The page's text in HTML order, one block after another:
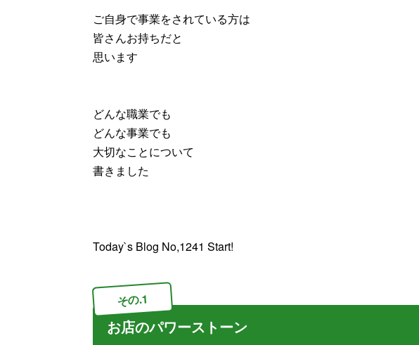
ご自身で事業をされている方は
皆さんお持ちだと
思います
どんな職業でも
どんな事業でも
大切なことについて
書きました
Today`s Blog No,1241 Start!
その.1
お店のパワーストーン